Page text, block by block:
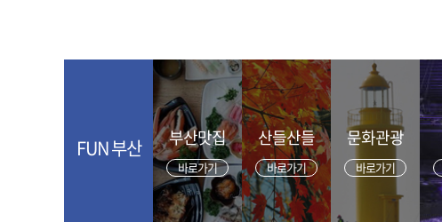
FUN 부산 부산맛집
바로가기
산들산들
바로가기
문화관광
바로가기